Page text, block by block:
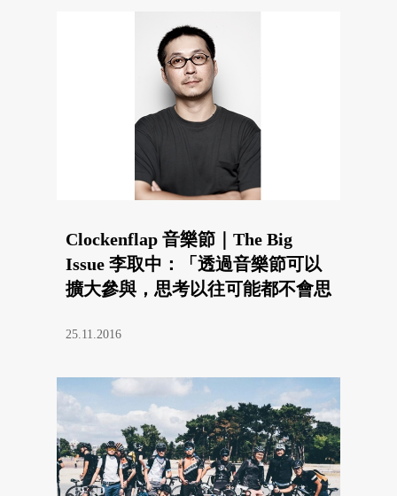
Clockenflap 音樂節｜The Big
Issue 李取中：「透過音樂節可以
擴大參與，思考以往可能都不會思
25.11.2016